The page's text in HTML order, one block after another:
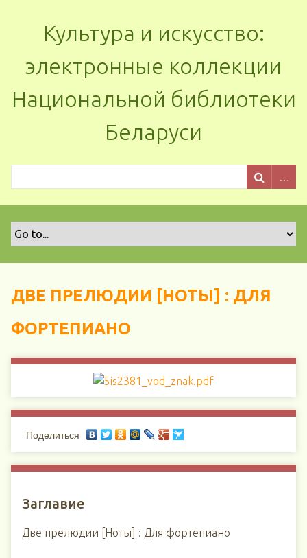
Культура и искусство:
электронные коллекции
Национальной библиотеки
Беларуси
ДВЕ ПРЕЛЮДИИ [НОТЫ] : ДЛЯ
ФОРТЕПИАНО
Поделиться
Заглавие
Две прелюдии [Ноты] : Для фортепиано